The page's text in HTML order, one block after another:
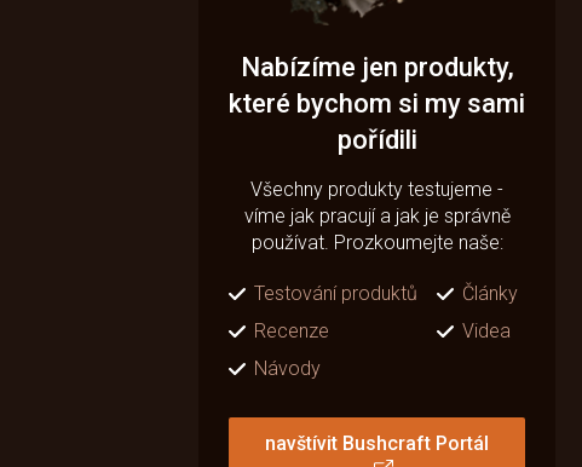
Nabízíme jen produkty,
které bychom si my sami
pořídili
Všechny produkty testujeme -
víme jak pracují a jak je správně
používat. Prozkoumejte naše:
Testování produktů
Články
Recenze
Videa
Návody
navštívit Bushcraft Portál